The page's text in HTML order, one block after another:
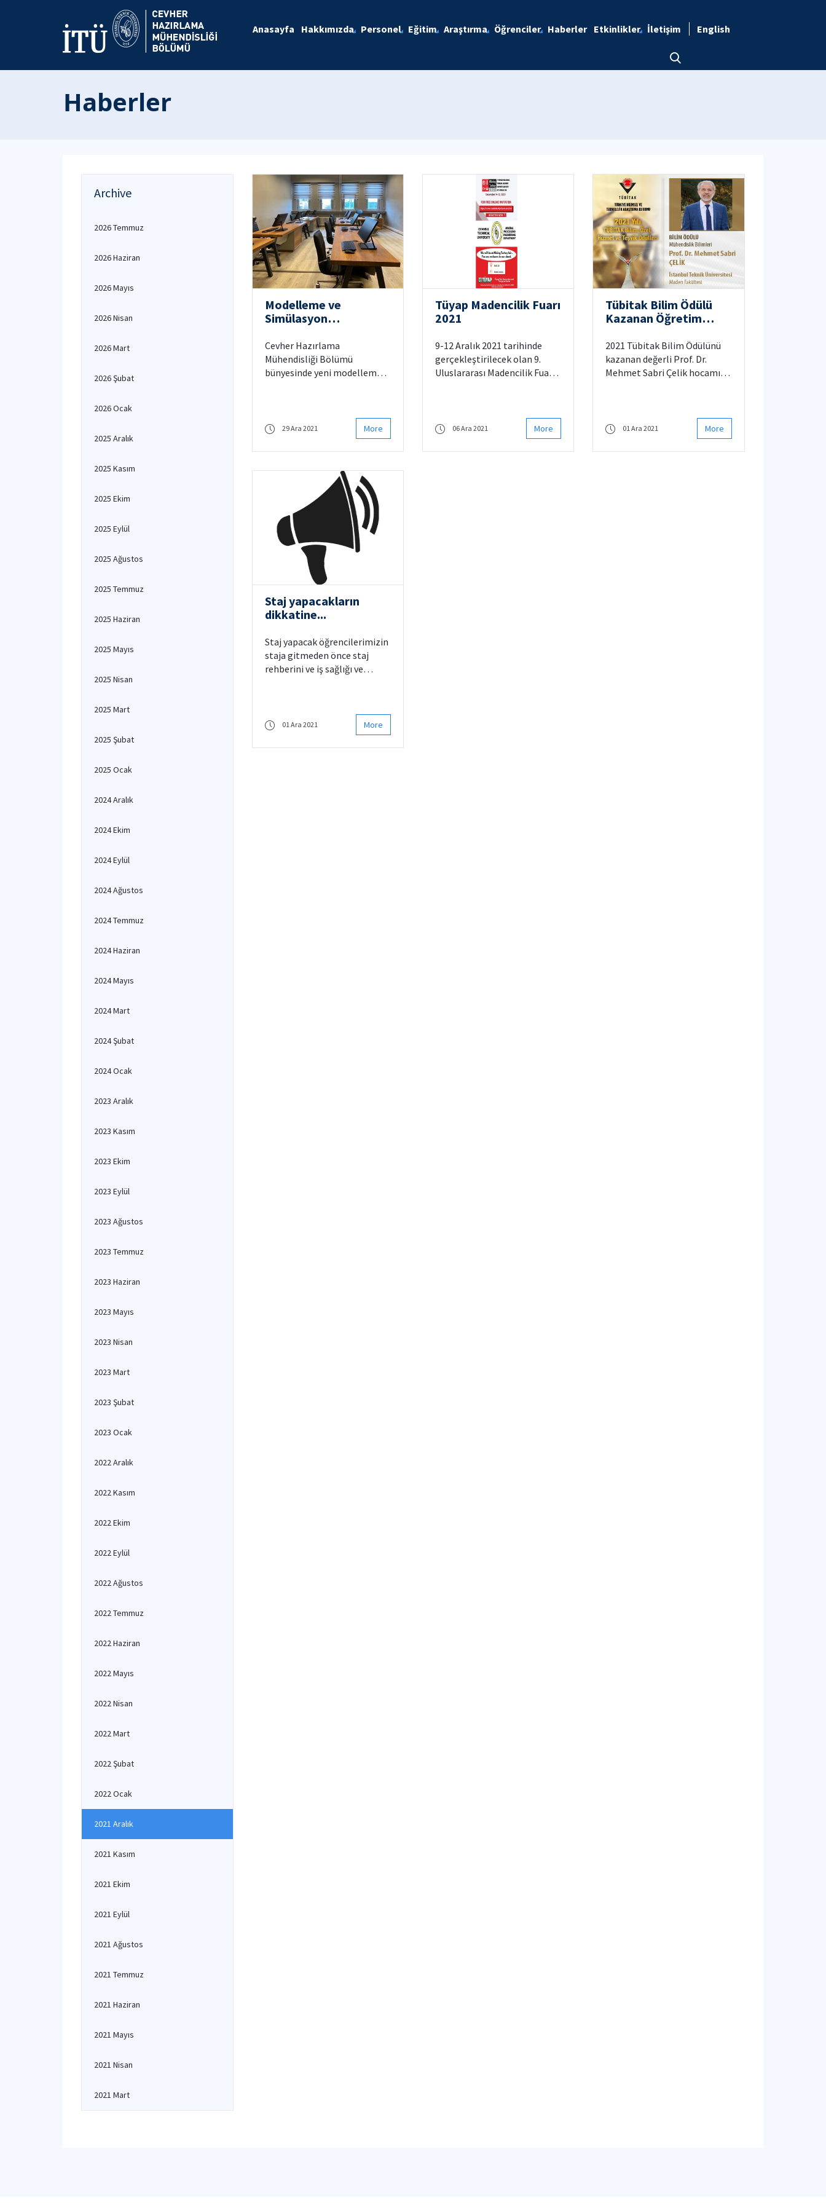
Anasayfa Hakkımızda Personel Eğitim Araştırma Öğrenciler Haberler Etkinlikler İletişim English
Haberler
Archive
2026 Temmuz
2026 Haziran
2026 Mayıs
2026 Nisan
2026 Mart
2026 Şubat
2026 Ocak
2025 Aralık
2025 Kasım
2025 Ekim
2025 Eylül
2025 Ağustos
2025 Temmuz
2025 Haziran
2025 Mayıs
2025 Nisan
2025 Mart
2025 Şubat
2025 Ocak
2024 Aralık
2024 Ekim
2024 Eylül
2024 Ağustos
2024 Temmuz
2024 Haziran
2024 Mayıs
2024 Mart
2024 Şubat
2024 Ocak
2023 Aralık
2023 Kasım
2023 Ekim
2023 Eylül
2023 Ağustos
2023 Temmuz
2023 Haziran
2023 Mayıs
2023 Nisan
2023 Mart
2023 Şubat
2023 Ocak
2022 Aralık
2022 Kasım
2022 Ekim
2022 Eylül
2022 Ağustos
2022 Temmuz
2022 Haziran
2022 Mayıs
2022 Nisan
2022 Mart
2022 Şubat
2022 Ocak
2021 Aralık
2021 Kasım
2021 Ekim
2021 Eylül
2021 Ağustos
2021 Temmuz
2021 Haziran
2021 Mayıs
2021 Nisan
2021 Mart
Modelleme ve
Simülasyon
açıldı!
Cevher Hazırlama
Mühendisliği Bölümü
bünyesinde yeni modelleme
29 Ara 2021 More
Tüyap Madencilik Fuarı
2021
9-12 Aralık 2021 tarihinde
gerçekleştirilecek olan 9.
Uluslararası Madencilik Fuarı
06 Ara 2021 More
Tübitak Bilim Ödülü
Kazanan Öğretim
2021 Tübitak Bilim Ödülünü
kazanan değerli Prof. Dr.
Mehmet Sabri Çelik hocamızı
01 Ara 2021 More
Staj yapacakların
dikkatine...
Staj yapacak öğrencilerimizin
staja gitmeden önce staj
rehberini ve iş sağlığı ve
01 Ara 2021 More